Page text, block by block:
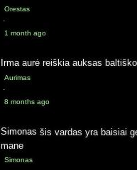
Orestas
·
1 month ago
Irma aurė reiškia auksas
Aurimas
·
8 months ago
Simonas šis vardas yra baisiai
mane
Simonas